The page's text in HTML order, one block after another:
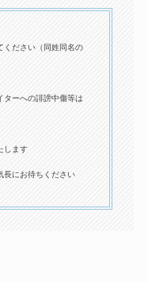
ださい（同姓同名の
ーへの誹謗中傷等は
します
長にお待ちください